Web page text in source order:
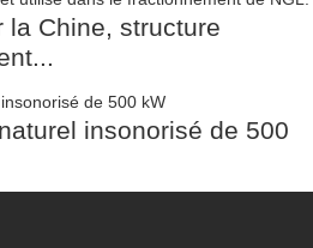
la Chine, structure
insonorisé de 500